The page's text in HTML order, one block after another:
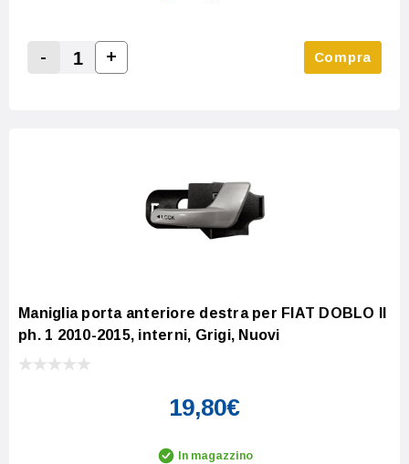
Decrease Quantity:
-
Increase Quantity:
+ Compra
Maniglia porta anteriore destra per FIAT DOBLO II
ph. 1 2010-2015, interni, Grigi, Nuovi
19,80€
In magazzino